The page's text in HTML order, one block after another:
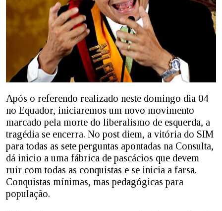
Após o referendo realizado neste domingo dia 04
no Equador, iniciaremos um novo movimento
marcado pela morte do liberalismo de esquerda, a
tragédia se encerra. No post diem, a vitória do SIM
para todas as sete perguntas apontadas na Consulta,
dá inicio a uma fábrica de pascácios que devem
ruir com todas as conquistas e se inicia a farsa.
Conquistas mínimas, mas pedagógicas para
população.